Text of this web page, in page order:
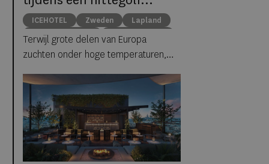
gewoon tussen ijs en
sneeuw
ICEHOTEL Zweden
Lapland
middernachtzon
summer travel
Arctische reizen
Terwijl grote delen van Europa
zuchten onder hoge temperaturen,
Jukkasjärvi een verrassend
alternatief. Dankzij
ICEHOTEL 365blijft
het iconische ijshotel het hele jaar
geopend, waardoor gasten zelfs
midden in de zomer kunnen
overnachten in met de hand uit ijs